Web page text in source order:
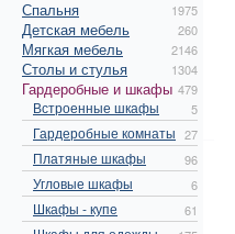
Спальня 1975
Детская мебель 260
Мягкая мебель 2146
Столы и стулья 1304
Гардеробные и шкафы 479
Встроенные шкафы 5
Гардеробные комнаты 27
Платяные шкафы 96
Угловые шкафы 6
Шкафы - купе 61